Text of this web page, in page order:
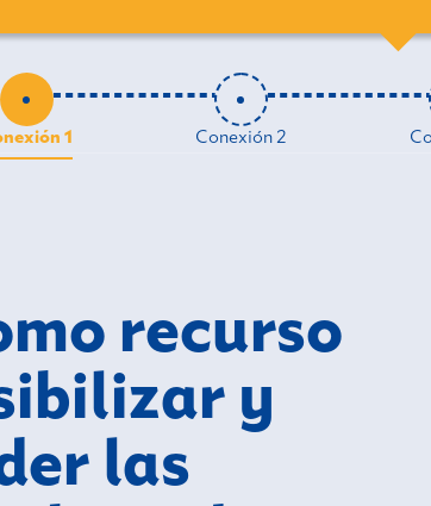
1 Conexión 2
recurso
y
las